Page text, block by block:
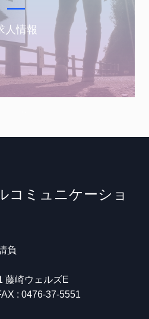
人情報
コミュニケーショ
負
藤崎ウェルズE
: 0476-37-5551